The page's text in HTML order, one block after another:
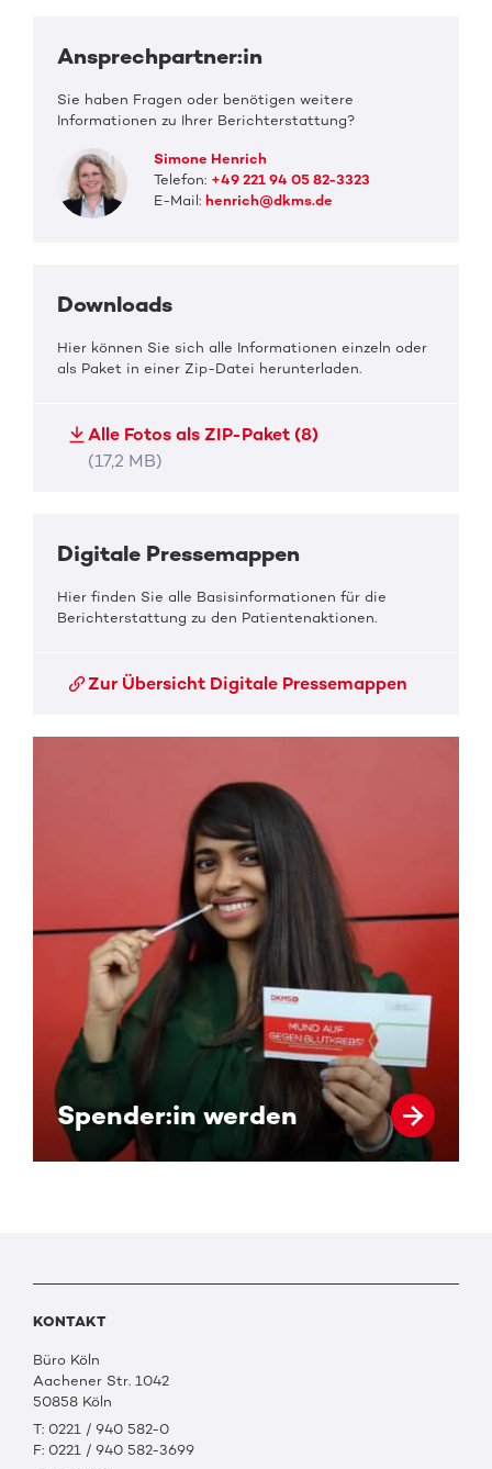
Ansprechpartner:in
Sie haben Fragen oder benötigen weitere
Informationen zu Ihrer Berichterstattung?
Simone Henrich
Telefon: +49 221 94 05 82-3323
E-Mail: henrich@dkms.de
Downloads
Hier können Sie sich alle Informationen einzeln oder
als Paket in einer Zip-Datei herunterladen.
Alle Fotos als ZIP-Paket (8)
(17,2 MB)
Digitale Pressemappen
Hier finden Sie alle Basisinformationen für die
Berichterstattung zu den Patientenaktionen.
Zur Übersicht Digitale Pressemappen
Spender:in werden
KONTAKT
Büro Köln
Aachener Str. 1042
50858 Köln
T: 0221 / 940 582-0
F: 0221 / 940 582-3699